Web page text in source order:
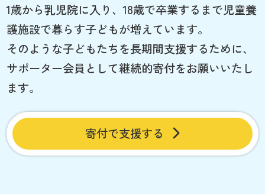
1歳から乳児院に入り、18歳で卒業するまで児童養
護施設で暮らす子どもが増えています。
そのような子どもたちを長期間支援するために、
サポーター会員として継続的寄付をお願いいたし
ます。
寄付で支援する